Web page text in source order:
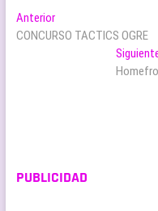
Navegación
de
AnteriorEntrada
anterior:
CONCURSO TACTICS OGRE
PUBLICIDAD